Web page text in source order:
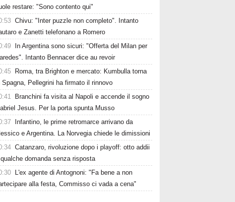
restare: "Sono contento qui"
Chivu: "Inter puzzle non completo". Intanto
e Zanetti telefonano a Romero
In Argentina sono sicuri: "Offerta del Milan per
Intanto Bennacer dice au revoir
Roma, tra Brighton e mercato: Kumbulla torna
Spagna, Pellegrini ha firmato il rinnovo
Branchini fa visita al Napoli e accende il sogno
Jesus. Per la porta spunta Musso
Infantino, le prime retromarce arrivano da
e Argentina. La Norvegia chiede le dimissioni
Catanzaro, rivoluzione dopo i playoff: otto addii
domanda senza risposta
L'ex agente di Antognoni: "Fa bene a non
alla festa, Commisso ci vada a cena"